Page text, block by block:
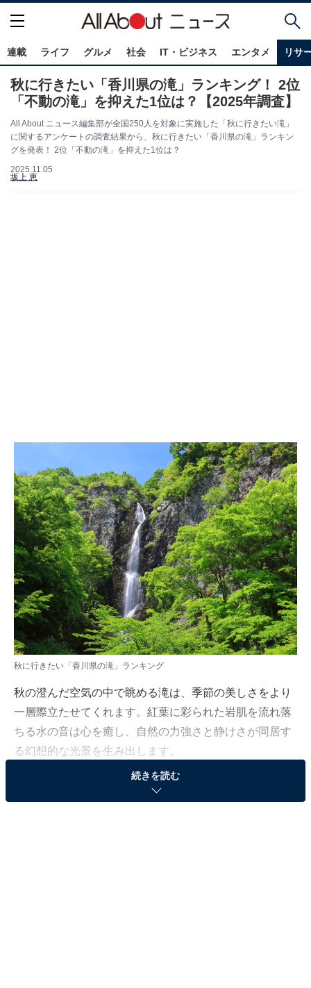
連載 ライフ グルメ 社会 IT・ビジネス エンタメ リサ
秋に行きたい「香川県の滝」ランキング！ 2位
「不動の滝」を抑えた1位は？【2025年調査】
All About ニュース編集部が全国250人を対象に実施した「秋に行きたい滝」
に関するアンケートの調査結果から、秋に行きたい「香川県の滝」ランキン
グを発表！ 2位「不動の滝」を抑えた1位は？
2025.11.05
坂上 恵
秋に行きたい「香川県の滝」ランキング
秋の澄んだ空気の中で眺める滝は、季節の美しさをより
一層際立たせてくれます。紅葉に彩られた岩肌を流れ落
ちる水の音は心を癒し、自然の力強さと静けさが同居す
る幻想的な光景を生み出します。
All About ニュース編集部では、2025年10月23〜27日の
続きを読む